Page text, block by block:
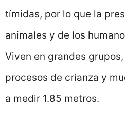
tímidas, por lo que la
animales y de los
Viven en grandes
procesos de crianza y
a medir 1.85 metros.